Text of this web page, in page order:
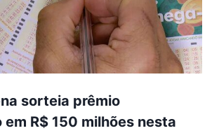
sorteia prêmio
R$ 150 milhões nesta